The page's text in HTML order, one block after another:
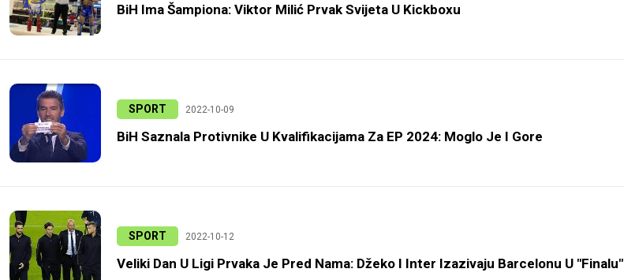
BiH Ima Šampiona: Viktor Milić Prvak Svijeta U Kickboxu
SPORT 2022-10-09
BiH Saznala Protivnike U Kvalifikacijama Za EP 2024: Moglo Je I Gore
SPORT 2022-10-12
Veliki Dan U Ligi Prvaka Je Pred Nama: Džeko I Inter Izazivaju Barcelonu U "finalu"